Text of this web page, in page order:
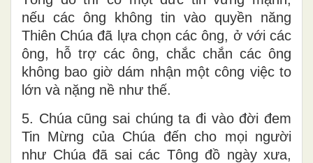
nếu các ông không tin vào quyền năng
Thiên Chúa đã lựa chọn các ông, ở với các
ông, hỗ trợ các ông, chắc chắn các ông
không bao giờ dám nhận một công việc to
lớn và nặng nề như thế.
5. Chúa cũng sai chúng ta đi vào đời đem
Tin Mừng của Chúa đến cho mọi người
như Chúa đã sai các Tông đồ ngày xưa,